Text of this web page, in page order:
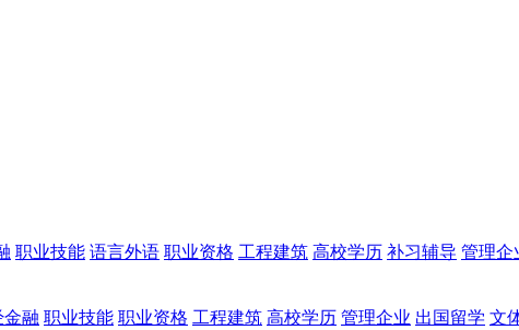
职业技能 语言外语 职业资格 工程建筑 高校学历 补习辅导 管理企
金融 职业技能 职业资格 工程建筑 高校学历 管理企业 出国留学 文